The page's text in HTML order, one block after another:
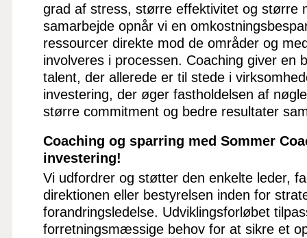
grad af stress, større effektivitet og større
samarbejde opnår vi en
ressourcer direkte mod de områder og
involveres i processen. Coaching giver en
talent, der allerede er til stede i
investering, der øger fastholdelsen af
større commitment og bedre resultater
Coaching og sparring med Sommer
investering!
Vi udfordrer og støtter den enkelte leder,
direktionen eller bestyrelsen inden for
forandringsledelse. Udviklingsforløbet
forretningsmæssige behov for at sikre et